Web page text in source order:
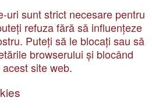
uri sunt strict necesare pentru
refuza fără să influențeze
Puteți să le blocați sau să
browserului și blocând
site web.